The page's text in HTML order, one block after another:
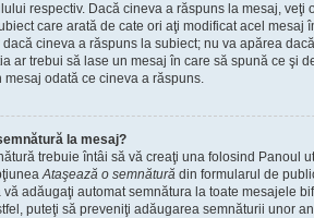
respectiv. Dacă cineva a răspuns la mesaj, veţi
care arată de cate ori aţi modificat acel mesaj
cineva a răspuns la subiect; nu va apărea
ar trebui să lase un mesaj în care să spună ce şi
odată ce cineva a răspuns.
la mesaj?
trebuie întâi să vă creaţi una folosind Panoul
Ataşează o semnătură din formularul de
vă adăugaţi automat semnătura la toate mesajele
puteţi să preveniţi adăugarea semnăturii unor